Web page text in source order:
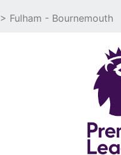
> Fulham - Bournemouth